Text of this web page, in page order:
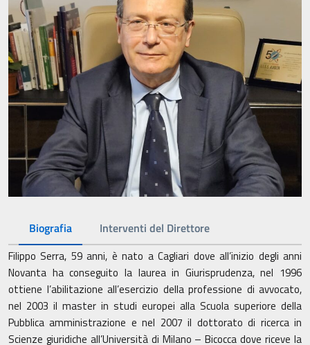
Biografia Interventi del Direttore
Filippo Serra, 59 anni, è nato a Cagliari dove all’inizio degli anni
Novanta ha conseguito la laurea in Giurisprudenza, nel 1996
ottiene l’abilitazione all’esercizio della professione di avvocato,
nel 2003 il master in studi europei alla Scuola superiore della
Pubblica amministrazione e nel 2007 il dottorato di ricerca in
Scienze giuridiche all’Università di Milano – Bicocca dove riceve la